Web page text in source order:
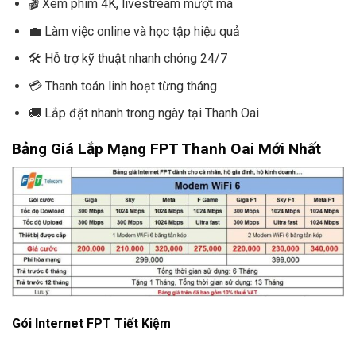
🎬 Xem phim 4K, livestream mượt mà
💼 Làm việc online và học tập hiệu quả
🛠️ Hỗ trợ kỹ thuật nhanh chóng 24/7
💳 Thanh toán linh hoạt từng tháng
🚚 Lắp đặt nhanh trong ngày tại Thanh Oai
Bảng Giá Lắp Mạng FPT Thanh Oai Mới Nhất
Gói Internet FPT Tiết Kiệm